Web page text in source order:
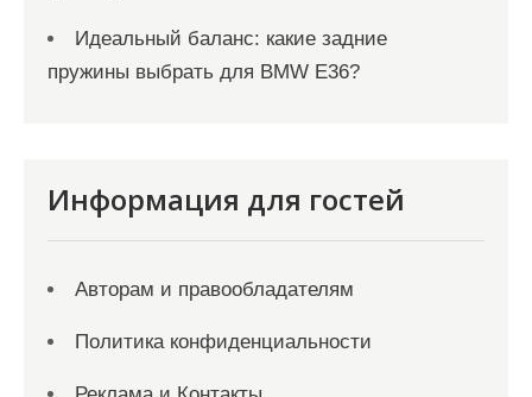
Идеальный баланс: какие задние
пружины выбрать для BMW E36?
Информация для гостей
Авторам и правообладателям
Политика конфиденциальности